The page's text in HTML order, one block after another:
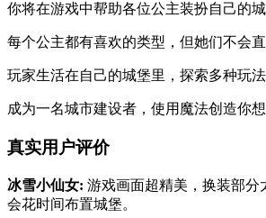
你将在游戏中帮助各位公主装扮自己的城
每个公主都有喜欢的类型，但她们不会直
玩家生活在自己的城堡里，探索多种玩法
成为一名城市建设者，使用魔法创造你想
真实用户评价
冰雪小仙女: 游戏画面超精美，换装部分
会花时间布置城堡。